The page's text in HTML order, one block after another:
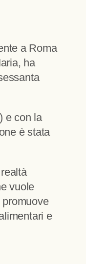
a Roma
ha
e con la
è stata
vuole
e